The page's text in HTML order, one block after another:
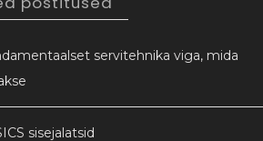
servitehnika viga, mida
sisejalatsid